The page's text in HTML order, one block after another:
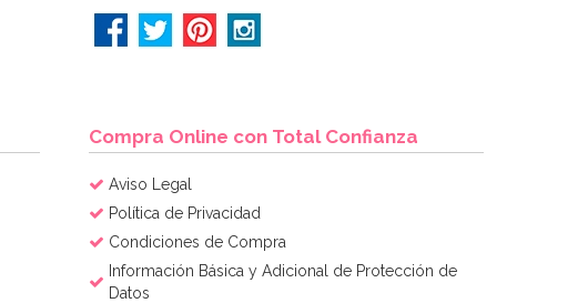
Compra Online con Total Confianza
Aviso Legal
Política de Privacidad
Condiciones de Compra
Información Básica y Adicional de Protección de
Datos